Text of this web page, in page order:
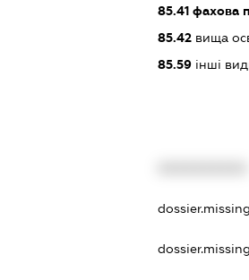
85.41фахова
85.42вища
85.59інші